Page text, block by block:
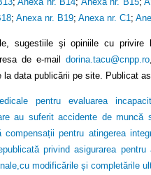
; Anexa nr. B19; Anexa nr. C1 ;
şi opiniile cu privire
de e-mail dorina.tacu@cnpp.ro
la data publicării pe site. Publicat
pentru evaluarea
au suferit accidente de muncă
compensații pentru atingerea
privind asigurarea
modificările și completările